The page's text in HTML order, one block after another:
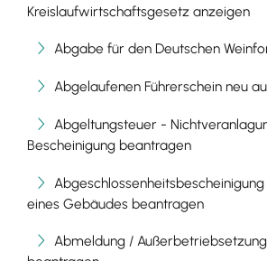
Kreislaufwirtschaftsgesetz anzeigen
Abgabe für den Deutschen
Abgelaufenen Führerschein neu
Abgeltungsteuer -
Bescheinigung beantragen
eines Gebäudes beantragen
Abmeldung /